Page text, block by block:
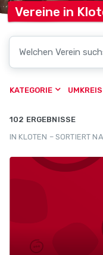
Vereine in
KATEGORIE UMKREIS
102 ERGEBNISSE
IN KLOTEN – SORTIERT